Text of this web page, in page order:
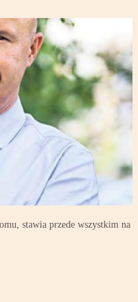
stawia przede wszystkim na